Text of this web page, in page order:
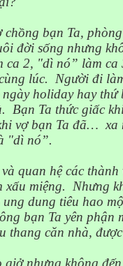
chồng bạn Ta,
đời sống nhưng
ca 2, "dì nó” làm ca
lúc.
Người đi
holiday hay thứ
Bạn Ta thức giấc
vợ bạn Ta đã… xa
"dì nó”.
quan hệ các
xấu miệng.
Nhưng
ung dung tiêu hao
bạn Ta yên phận
thang căn nhà,
giở nhưng không